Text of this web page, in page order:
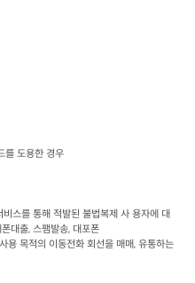
를 도용한 경우
스를 통해 적발된 불법복제 사 용자에 대
대출, 스팸발송, 대포폰
용 목적의 이동전화 회선을 매매, 유통하는